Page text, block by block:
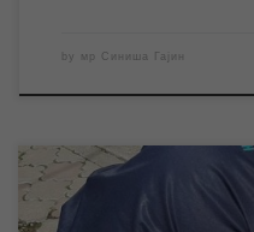
by мр Синиша Гајин